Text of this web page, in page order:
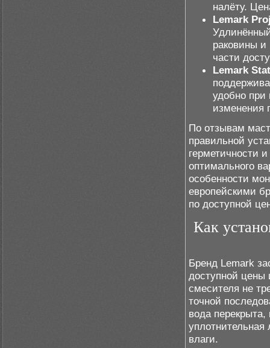
налёту.
Lemark
раковины и
части
Lemark
удобно при
изменения
По отзывам
правильной
герметичности
оптимального
особенности
европейскими
по доступной
Как
Бренд Lemark
доступной цены
смесителя не
точной
вода
уплотнительная
влаги.